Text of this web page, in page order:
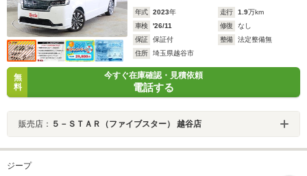
年式 2023年 走行 1.9万km
車検
'26/11 修復
なし
保証
保証付 整備
法定整備無
住所
埼玉県越谷市
無
料
今すぐ在庫確認・見積依頼
電話する
販売店： ５－ＳＴＡＲ（ファイブスター） 越谷店
ジープ